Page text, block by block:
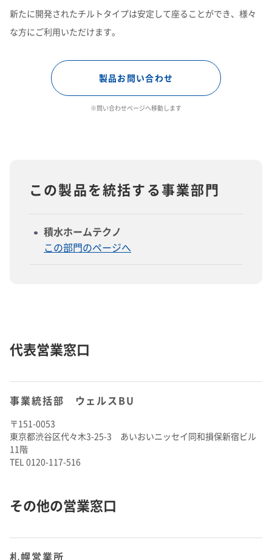
新たに開発されたチルトタイプは安定して座ることができ、様々
な方にご利用いただけます。
製品お問い合わせ
※問い合わせページへ移動します
この製品を統括する事業部門
積水ホームテクノ
この部門のページへ
代表営業窓口
事業統括部 ウェルスBU
〒151-0053
東京都渋谷区代々木3-25-3 あいおいニッセイ同和損保新宿ビル
11階
TEL 0120-117-516
その他の営業窓口
札幌営業所